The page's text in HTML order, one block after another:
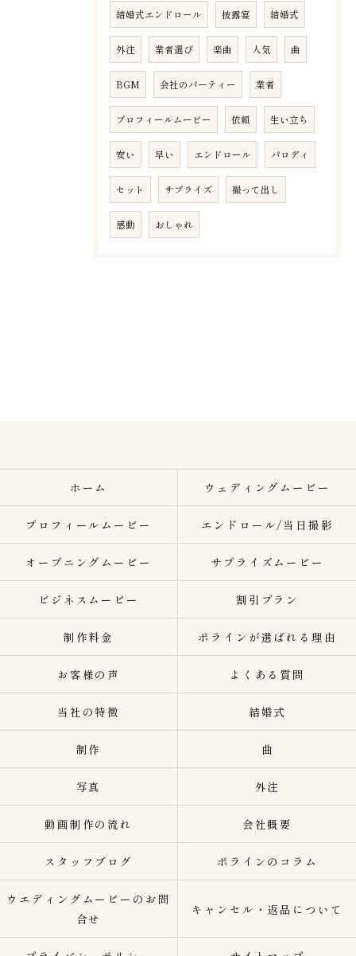
結婚式エンドロール 披露宴 結婚式
外注 業者選び 楽曲 人気 曲
BGM 会社のパーティー 業者
プロフィールムービー 依頼 生い立ち
安い 早い エンドロール パロディ
セット サプライズ 撮って出し
感動 おしゃれ
ホーム ウェディングムービー
プロフィールムービー エンドロール/当日撮影
オープニングムービー サプライズムービー
ビジネスムービー 割引プラン
制作料金 ポラインが選ばれる理由
お客様の声 よくある質問
当社の特徴 結婚式
制作 曲
写真 外注
動画制作の流れ 会社概要
スタッフブログ ポラインのコラム
ウエディングムービーのお問
合せ
キャンセル・返品について